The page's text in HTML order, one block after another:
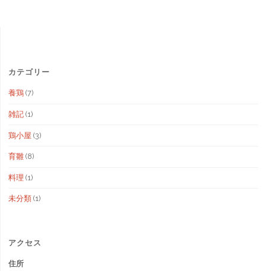
カテゴリー
養鶏(7)
雑記(1)
鶏小屋 (3)
育雛(8)
料理 (1)
未分類(1)
アクセス
住所